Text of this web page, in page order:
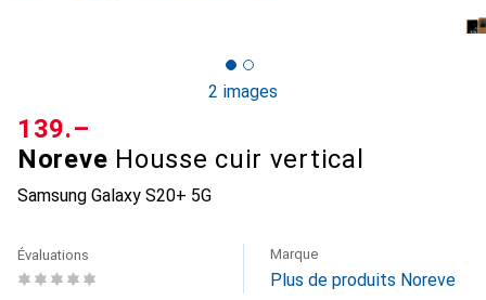
2 images
Noreve Housse cuir vertical
Samsung Galaxy S20+ 5G
CHF
139.–
Évaluations Marque
Plus de produits Noreve